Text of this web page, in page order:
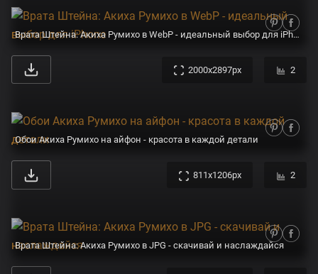
Врата Штейна: Акиха Румихо в WebP - идеальный выбор для iPhone
2000x2897px 2
Обои Акиха Румихо на айфон - красота в каждой детали
811x1206px 2
Врата Штейна: Акиха Румихо в JPG - скачивай и наслаждайся